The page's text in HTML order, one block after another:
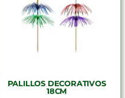
PALILLOS DECORATIVOS
18CM